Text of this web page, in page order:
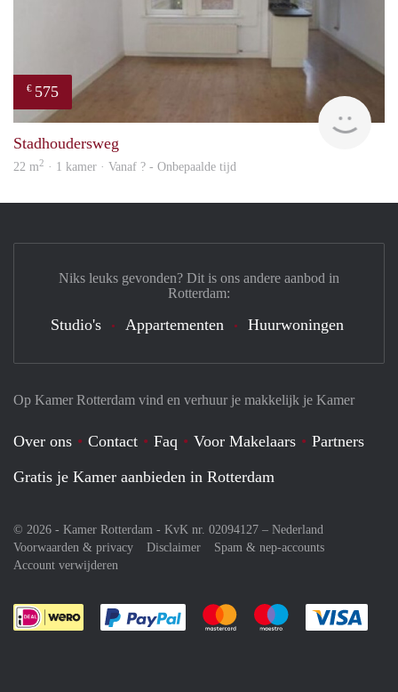
€ 575
Stadhoudersweg
22 m2 · 1 kamer · Vanaf ? - Onbepaalde tijd
Op Kamer Rotterdam vind en verhuur je makkelijk je Kamer
Over ons Contact Faq Voor Makelaars
Partners
Gratis je Kamer aanbieden in Rotterdam
© 2026 - Kamer Rotterdam - KvK nr. 02094127 – Nederland
Voorwaarden & privacy
Disclaimer
Spam & nep-accounts
Account verwijderen
Je rekent gemakkelijk af met Paypal
Je rekent gemakkelijk af met
Je rekent
Niks leuks gevonden? Dit is ons andere aanbod in
Rotterdam:
Studio's Appartementen Huurwoningen